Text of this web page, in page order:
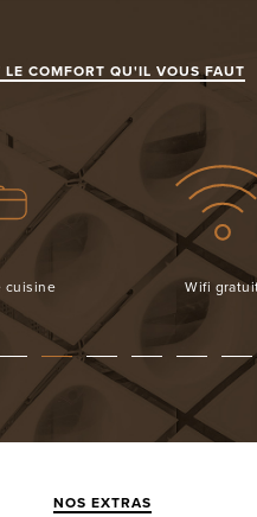
LE COMFORT QU'IL VOUS FAUT
cuisine Wifi
NOS EXTRAS